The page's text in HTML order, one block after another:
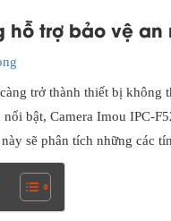
trợ bảo vệ an
trở thành thiết bị
nổi bật, Camera Imou IPC-
sẽ phân tích những các